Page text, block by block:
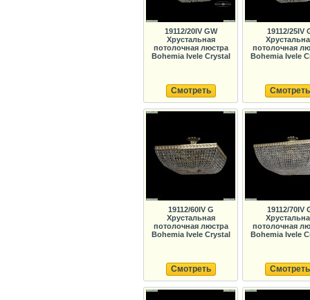
19112/20IV GW
Хрустальная
потолочная люстра
Bohemia Ivele Crystal
Смотреть
19112/25IV
потолочная
Bohemia Ivele
Смотреть
19112/60IV G
Хрустальная
потолочная люстра
Bohemia Ivele Crystal
Смотреть
19112/70IV
потолочная
Bohemia Ivele
Смотреть